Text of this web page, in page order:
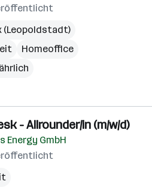
(Leopoldstadt)
Homeoffice
- Allrounder/in (m/w/d)
Energy GmbH